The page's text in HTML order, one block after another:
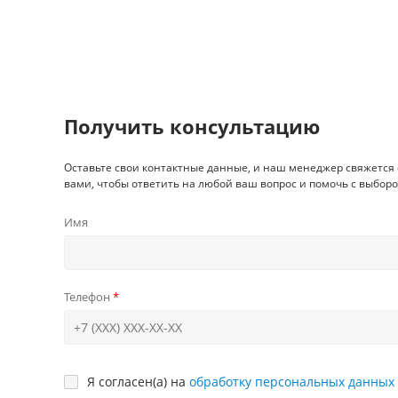
Получить консультацию
Оставьте свои контактные данные, и наш менеджер свяжется
вами, чтобы ответить на любой ваш вопрос и помочь с
Имя
Телефон
Я согласен(а) на обработку персональных данных